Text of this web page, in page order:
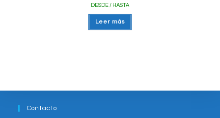
DESDE / HASTA
Leer más
Contacto